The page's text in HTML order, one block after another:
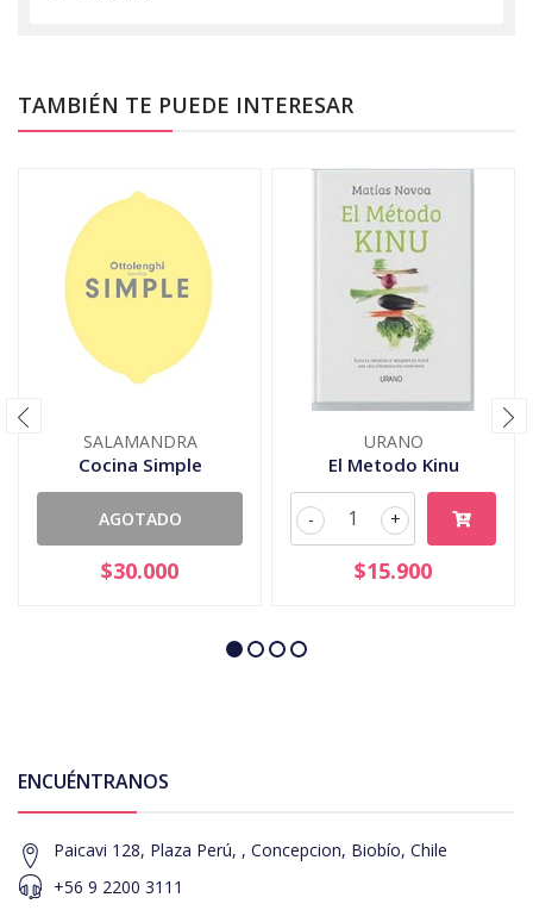
TAMBIÉN TE PUEDE INTERESAR
SALAMANDRA
Cocina Simple
AGOTADO
$30.000
URANO
El Metodo Kinu
+
-
$15.900
ENCUÉNTRANOS
Paicavi 128, Plaza Perú, , Concepcion, Biobío, Chile
+56 9 2200 3111